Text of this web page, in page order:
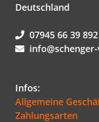
Deutschland
07945 66 39 892
Infos:
Allgemeine
Zahlungsarten